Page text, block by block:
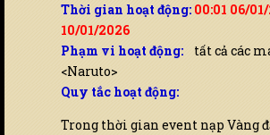
Thời gian hoạt động: 00:01 06/
10/01/2026
Phạm vi hoạt động: tất cả các
<Naruto>
Quy tắc hoạt động:
Trong thời gian event nạp Vàng